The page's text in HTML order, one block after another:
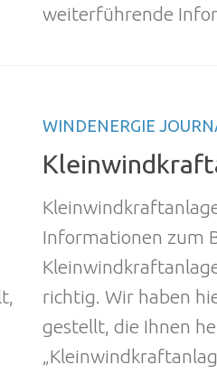
weiterführende
WINDENERGIE
Informationen zum
richtig. Wir haben
gestellt, die Ihnen